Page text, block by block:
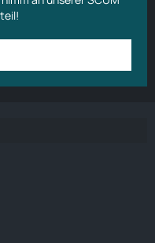
Regen? Hätte
Investiert und
gebracht?